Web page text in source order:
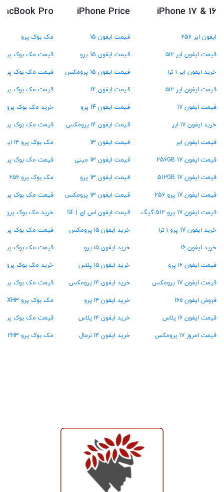
iPhone 17 & 16
ایفون ایر 256
قیمت ایفون ایر ۵۱۲
خرید ایفون ایر ۱ ترا
قیمت ایفون ایر ۵۱۲
قیمت ایفون 17
خرید ایفون ۱۷ ایر
قیمت ایفون ایر
قیمت ایفون 17 256GB
قیمت ایفون 17 512GB
قیمت ایفون 17 پرو 256
قیمت ایفون 17 پرو 512 گیگ
خرید ایفون 17 پرو ۱ ترا
خرید ایفون 16
قیمت ایفون ۱۶ پرو
قیمت ایفون 17 پرومکس
فروش ایفون 16e
قیمت ایفون ۱۶ پلاس
قیمت امروز ۱۷ پرومکس
iPhone Price
قیمت ایفون 15
قیمت ایفون 15 پرو
قیمت ایفون 15 پرومکس
قیمت ایفون 14
قیمت ایفون 14 پرو
قیمت ایفون ۱۴ پرومکس
قیمت ایفون 13
قیمت ایفون 13 مینی
قیمت ایفون 13 پرو
قیمت ایفون 13 پرومکس
قیمت ایفون اس ای | SE
خرید ایفون ۱۵ پرومکس
خرید ایفون ۱۵ پرو
خرید ایفون ۱۵ پلاس
خرید ایفون ۱۴ پرومکس
خرید ایفون ۱۴ پرو
خرید ایفون ۱۴ پلاس
خرید ایفون ۱۴ نرمال
Pro
مک بوک پرو
قیمت مک بوک پرو M4
قیمت مک بوک پرو M3
قیمت مک بوک پرو M2
خرید مک بوک پرو M1
قیمت مک بوک پرو ۱۳ اینچ
مک بوک پرو ۱۴ اینچ
قیمت مک بوک پرو ۱۶ اینچ
مک بوک پرو ۲۵۶ گیگ
قیمت مک بوک پرو ۵۱۲ گیگ
خرید مک بوک پرو ۱ ترابایت
قیمت مک بوک پرو ۱۶ گیگ رام
قیمت مک بوک پرو ۲۴ گیگ رام
خرید مک بوک پرو ۳۶ گیگ رام
قیمت مک بوک پرو ۴۸ گیگ رام
مک بوک پرو MXH3
قیمت مک بوک پرو MW2U3
مک بوک پرو MX2H3